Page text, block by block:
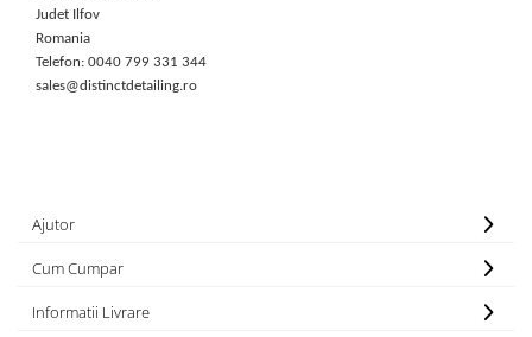
Judet Ilfov
Romania
Telefon: 0040 799 331 344
sales@distinctdetailing.ro
Ajutor
Cum Cumpar
Informatii Livrare